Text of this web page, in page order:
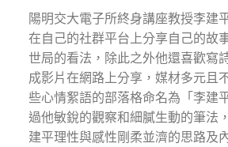
陽明交大電子所終身講座教授李建
在自己的社群平台上分享自己的故
世局的看法，除此之外他還喜歡寫
成影片在網路上分享，媒材多元且
些心情絮語的部落格命名為「李建
過他敏銳的觀察和細膩生動的筆法
建平理性與感性剛柔並濟的思路及